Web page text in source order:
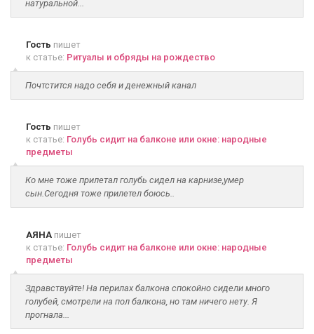
натуральной...
Гость пишет
к статье: Ритуалы и обряды на рождество
Почтстится надо себя и денежный канал
Гость пишет
к статье: Голубь сидит на балконе или окне: народные
предметы
Ко мне тоже прилетал голубь сидел на карнизе,умер
сын.Сегодня тоже прилетел боюсь..
АЯНА пишет
к статье: Голубь сидит на балконе или окне: народные
предметы
Здравствуйте! На перилах балкона спокойно сидели много
голубей, смотрели на пол балкона, но там ничего нету. Я
прогнала...